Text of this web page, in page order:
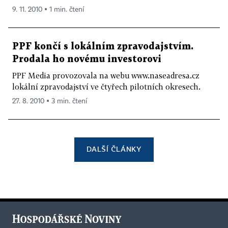
9. 11. 2010 ▪ 1 min. čtení
PPF končí s lokálním zpravodajstvím.
Prodala ho novému investorovi
PPF Media provozovala na webu www.naseadresa.cz
lokální zpravodajství ve čtyřech pilotních okresech.
27. 8. 2010 ▪ 3 min. čtení
DALŠÍ ČLÁNKY